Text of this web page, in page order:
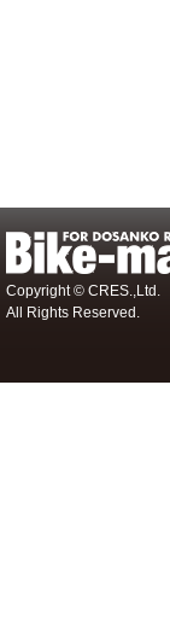
Copyright © CRES.,Ltd.
All Rights Reserved.